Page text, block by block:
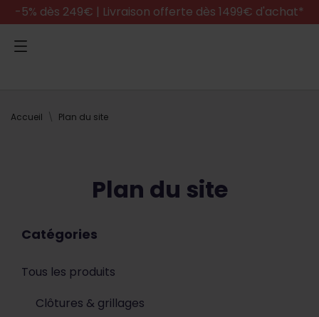
-5% dès 249€ | Livraison offerte dès 1499€ d'achat*
Accueil Plan du site
Plan du site
Catégories
Tous les produits
Clôtures & grillages